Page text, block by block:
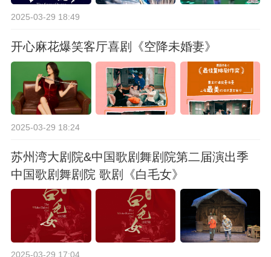
2025-03-29 18:49
开心麻花爆笑客厅喜剧《空降未婚妻》
2025-03-29 18:24
苏州湾大剧院&中国歌剧舞剧院第二届演出季
中国歌剧舞剧院 歌剧《白毛女》
2025-03-29 17:04